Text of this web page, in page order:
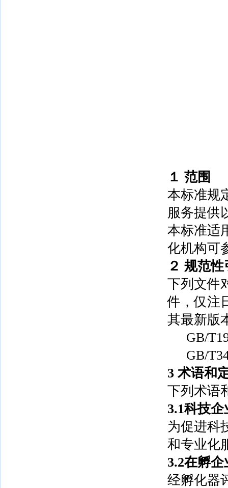
１ 范围
本标准规
服务提供
本标准适
化机构可
２ 规范性
下列文件
件，仅注
其最新版
GB/
GB/
3 术语和
下列术语
3.1科技
为促进科
和专业化
3.2在孵企
经孵化器